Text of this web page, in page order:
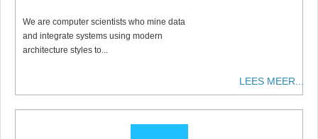
We are computer scientists who mine data
and integrate systems using modern
architecture styles to...
LEES MEER...